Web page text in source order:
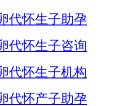
代怀生子助孕
代怀生子咨询
代怀生子机构
代怀产子助孕